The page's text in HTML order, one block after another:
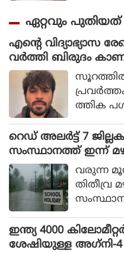
ഏറ്റവും പുതിയത്
എന്റെ വിദ്യാഭ്യാസ
വര്‍ത്തി ബിരുദം
വെല്ലുവിളിച്ച്
ത്തിക
റെഡ് അലര്‍ട്ട് 7
സംസ്ഥാനത്ത് ഇന്ന്
വരുന്ന
തിതീവ്ര
ധിയാണ്.
ഇന്ത്യ 4000
ശേഷിയുള്ള അഗ്‌നി-4